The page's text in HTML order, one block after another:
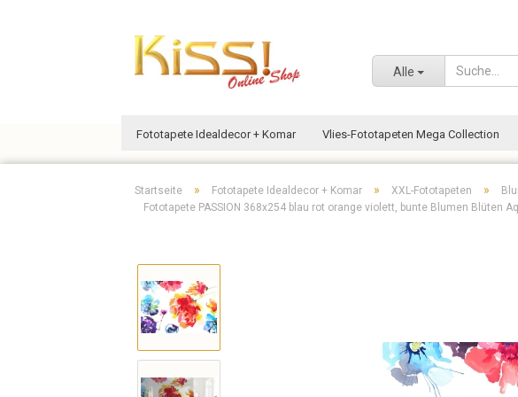
Alle
Fototapete Idealdecor + Komar Vlies-Fototapeten Mega Collection
Startseite » Fototapete Idealdecor + Komar » XXL-Fototapeten »
Fototapete PASSION 368x254 blau rot orange violett, bunte Blumen Blüten